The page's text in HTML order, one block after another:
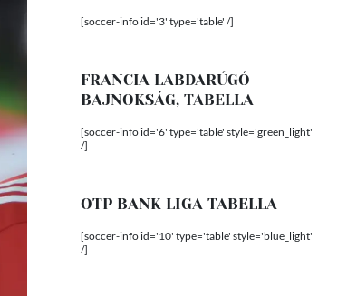
[soccer-info id='3' type='table' /]
FRANCIA LABDARÚGÓ
BAJNOKSÁG, TABELLA
[soccer-info id='6' type='table' style='green_light'
/]
OTP BANK LIGA TABELLA
[soccer-info id='10' type='table' style='blue_light'
/]